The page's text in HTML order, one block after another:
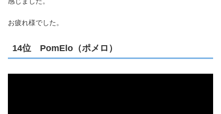
お疲れ様でした。
14位 PomElo（ポメロ）